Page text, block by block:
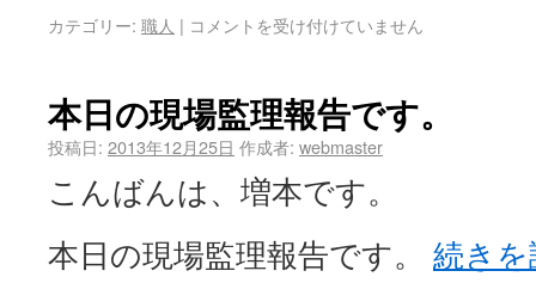
カテゴリー: 職人 | コメントを受け付けていません
本日の現場監理報告です。
投稿日: 2013年12月25日 作成者: webmaster
こんばんは、増本です。
本日の現場監理報告です。 続き